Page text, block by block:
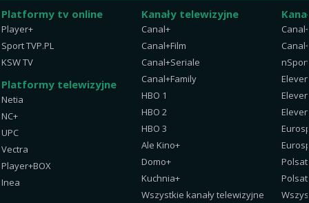
Platformy tv online
Player+
Sport TVP.PL
KSW TV
Platformy telewizyjne
Netia
NC+
UPC
Vectra
Player+BOX
Inea
Kanały telewizyjne
Canal+
Canal+Film
Canal+Seriale
Canal+Family
HBO 1
HBO 2
HBO 3
Ale Kino+
Domo+
Kuchnia+
Wszystkie kanały telewizyjne